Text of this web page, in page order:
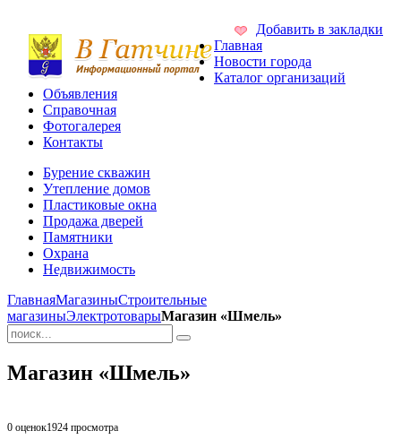
Добавить в закладки
Главная
Новости города
Каталог организаций
Объявления
Справочная
Фотогалерея
Контакты
Бурение скважин
Утепление домов
Пластиковые окна
Продажа дверей
Памятники
Охрана
Недвижимость
ГлавнаяМагазиныСтроительные
магазиныЭлектротоварыМагазин «Шмель»
Магазин «Шмель»
0 оценок1924 просмотра